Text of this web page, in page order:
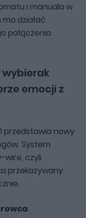
i manuala w
ma działać
połączenia
wybierak
emocji z
przedstawia nowy
System
czyli
przekazywany